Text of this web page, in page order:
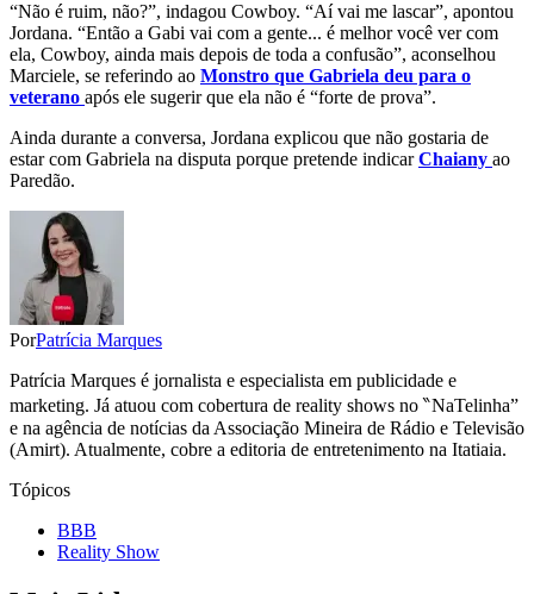
“Não é ruim, não?”, indagou Cowboy. “Aí vai me lascar”, apontou
Jordana. “Então a Gabi vai com a gente... é melhor você ver com
ela, Cowboy, ainda mais depois de toda a confusão”, aconselhou
Marciele, se referindo ao Monstro que Gabriela deu para o
veterano após ele sugerir que ela não é “forte de prova”.
Ainda durante a conversa, Jordana explicou que não gostaria de
estar com Gabriela na disputa porque pretende indicarChaiany ao
Paredão.
PorPatrícia Marques
Patrícia Marques é jornalista e especialista em publicidade e
marketing. Já atuou com cobertura de reality shows no ‶NaTelinha”
e na agência de notícias da Associação Mineira de Rádio e Televisão
(Amirt). Atualmente, cobre a editoria de entretenimento na Itatiaia.
Tópicos
BBB
Reality Show